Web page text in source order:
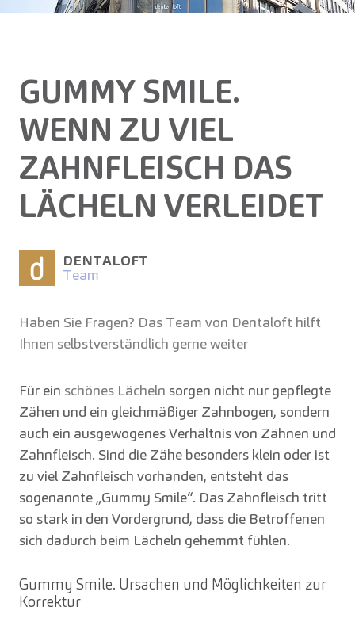
GUMMY SMILE.
WENN ZU VIEL
ZAHNFLEISCH DAS
LÄCHELN VERLEIDET
DENTALOFT
Team
Haben Sie Fragen? Das Team von Dentaloft hilft
Ihnen selbstverständlich gerne weiter
Für ein schönes Lächeln sorgen nicht nur gepflegte
Zähen und ein gleichmäßiger Zahnbogen, sondern
auch ein ausgewogenes Verhältnis von Zähnen und
Zahnfleisch. Sind die Zähe besonders klein oder ist
zu viel Zahnfleisch vorhanden, entsteht das
sogenannte „Gummy Smile“. Das Zahnfleisch tritt
so stark in den Vordergrund, dass die Betroffenen
sich dadurch beim Lächeln gehemmt fühlen.
Gummy Smile. Ursachen und Möglichkeiten zur
Korrektur